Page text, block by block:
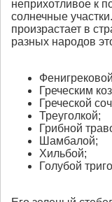
неприхотливое к
солнечные
произрастает в
разных народов
Греческим
Греческой
Треуголкой;
Грибной
Шамбалой;
Хильбой;
Голубой